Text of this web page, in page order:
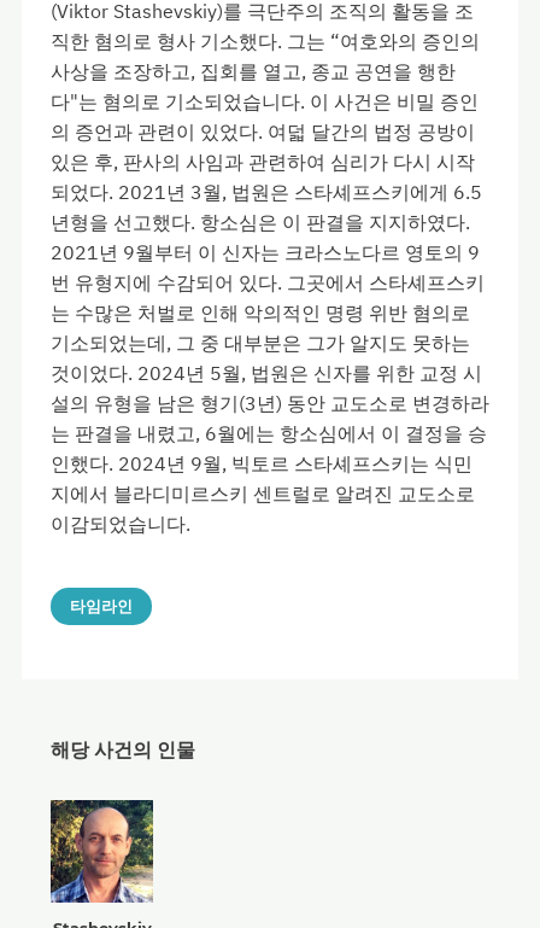
(Viktor Stashevskiy)를 극단주의 조직의 활동을 조
직한 혐의로 형사 기소했다. 그는 “여호와의 증인의
사상을 조장하고, 집회를 열고, 종교 공연을 행한
다"는 혐의로 기소되었습니다. 이 사건은 비밀 증인
의 증언과 관련이 있었다. 여덟 달간의 법정 공방이
있은 후, 판사의 사임과 관련하여 심리가 다시 시작
되었다. 2021년 3월, 법원은 스타셰프스키에게 6.5
년형을 선고했다. 항소심은 이 판결을 지지하였다.
2021년 9월부터 이 신자는 크라스노다르 영토의 9
번 유형지에 수감되어 있다. 그곳에서 스타셰프스키
는 수많은 처벌로 인해 악의적인 명령 위반 혐의로
기소되었는데, 그 중 대부분은 그가 알지도 못하는
것이었다. 2024년 5월, 법원은 신자를 위한 교정 시
설의 유형을 남은 형기(3년) 동안 교도소로 변경하라
는 판결을 내렸고, 6월에는 항소심에서 이 결정을 승
인했다. 2024년 9월, 빅토르 스타셰프스키는 식민
지에서 블라디미르스키 센트럴로 알려진 교도소로
이감되었습니다.
타임라인
해당 사건의 인물